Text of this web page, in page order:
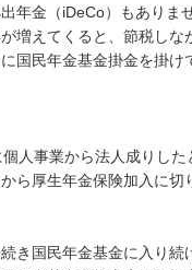
年金（iDeCo）もありま
増えてくると、節税しな
に国民年金基金掛金を掛け
人事業から法人成りした
ら厚生年金保険加入に切
き国民年金基金に入り続